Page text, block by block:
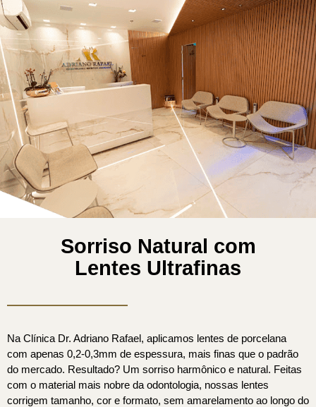
Sorriso Natural com
Lentes Ultrafinas
Na Clínica Dr. Adriano Rafael, aplicamos lentes de porcelana
com apenas 0,2-0,3mm de espessura, mais finas que o padrão
do mercado. Resultado? Um sorriso harmônico e natural. Feitas
com o material mais nobre da odontologia, nossas lentes
corrigem tamanho, cor e formato, sem amarelamento ao longo do